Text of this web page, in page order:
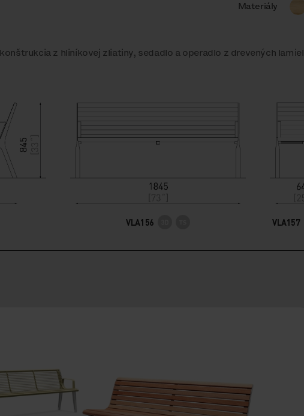
Materiály
konštrukcia z hliníkovej zliatiny, sedadlo a operadlo z drevených lamiel
VLA156 VLA157